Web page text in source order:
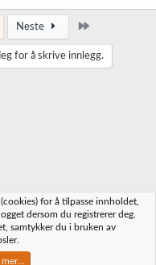
t
Neste
for å skrive innlegg.
for å tilpasse innholdet,
dersom du registrerer deg.
samtykker du i bruken av